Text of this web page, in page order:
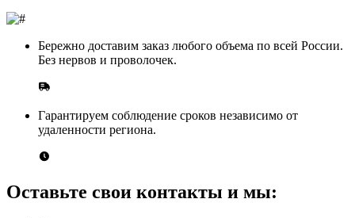
Бережно доставим заказ любого объема по всей России.
Без нервов и проволочек.
Гарантируем соблюдение сроков независимо от
удаленности региона.
Оставьте свои контакты и мы: